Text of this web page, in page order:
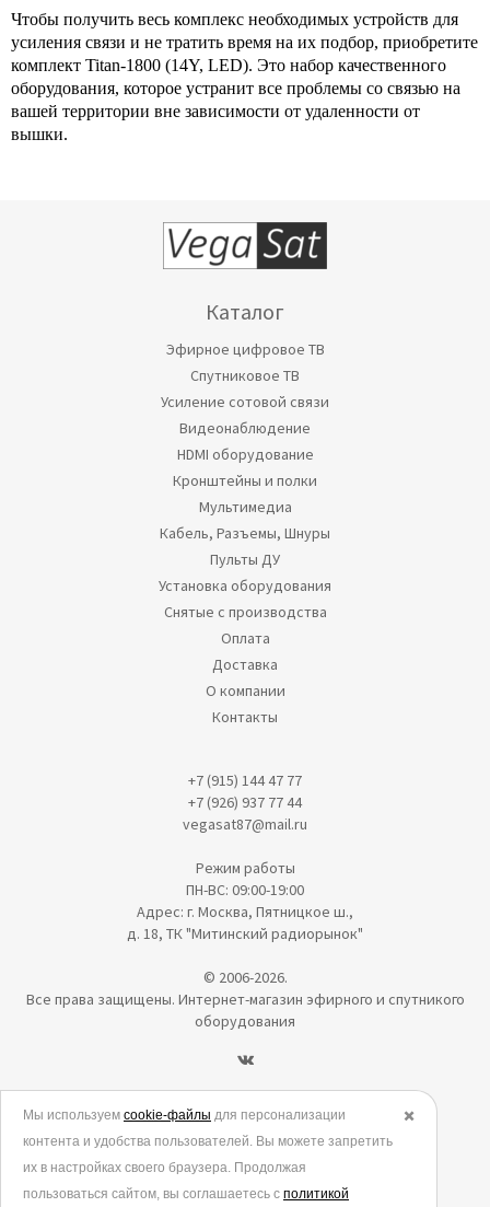
Чтобы получить весь комплекс необходимых устройств для
усиления связи и не тратить время на их подбор, приобретите
комплект Titan-1800 (14Y, LED). Это набор качественного
оборудования, которое устранит все проблемы со связью на
вашей территории вне зависимости от удаленности от
вышки.
Каталог
Эфирное цифровое ТВ
Спутниковое ТВ
Усиление сотовой связи
Видеонаблюдение
HDMI оборудование
Кронштейны и полки
Мультимедиа
Кабель, Разъемы, Шнуры
Пульты ДУ
Установка оборудования
Снятые с производства
Оплата
Доставка
О компании
Контакты
+7 (915) 144 47 77
+7 (926) 937 77 44
vegasat87@mail.ru
Режим работы
ПН-ВС: 09:00-19:00
Адрес: г. Москва, Пятницкое ш.,
д. 18, ТК "Митинский радиорынок"
© 2006-2026.
Все права защищены. Интернет-магазин эфирного и спутникого
оборудования
Политика в отношении обработки персональных данных
Согласие на обработку персональных данных
Согласие на обработку данных метрическими программами
✖️
Мы используем cookie-файлы для персонализации
контента и удобства пользователей. Вы можете запретить
их в настройках своего браузера. Продолжая
пользоваться сайтом, вы соглашаетесь с политикой